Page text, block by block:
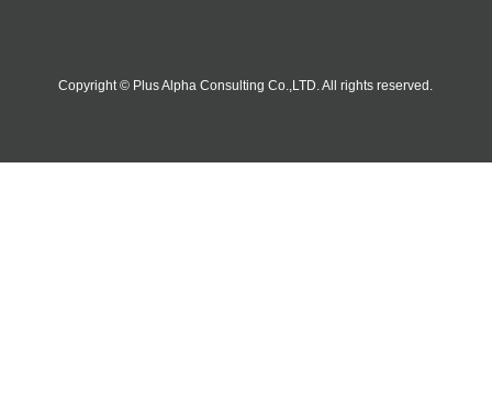
Copyright © Plus Alpha Consulting Co.,LTD. All rights reserved.